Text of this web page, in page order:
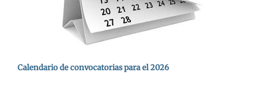
Calendario de convocatorias para el 2026